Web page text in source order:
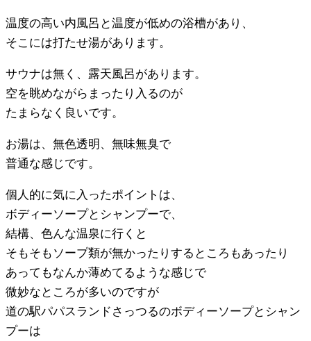
温度の高い内風呂と温度が低めの浴槽があり、
そこには打たせ湯があります。
サウナは無く、露天風呂があります。
空を眺めながらまったり入るのが
たまらなく良いです。
お湯は、無色透明、無味無臭で
普通な感じです。
個人的に気に入ったポイントは、
ボディーソープとシャンプーで、
結構、色んな温泉に行くと
そもそもソープ類が無かったりするところもあったり
あってもなんか薄めてるような感じで
微妙なところが多いのですが
道の駅パパスランドさっつるのボディーソープとシャン
プーは